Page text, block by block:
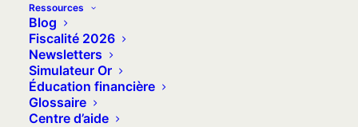
Ressources
Blog
Fiscalité 2026
Newsletters
Simulateur Or
Éducation financière
Glossaire
Centre d’aide
L’essentiel
Le terme « or numérique » recouvre en